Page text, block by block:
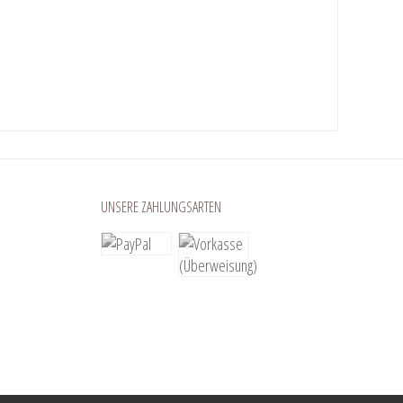
UNSERE ZAHLUNGSARTEN